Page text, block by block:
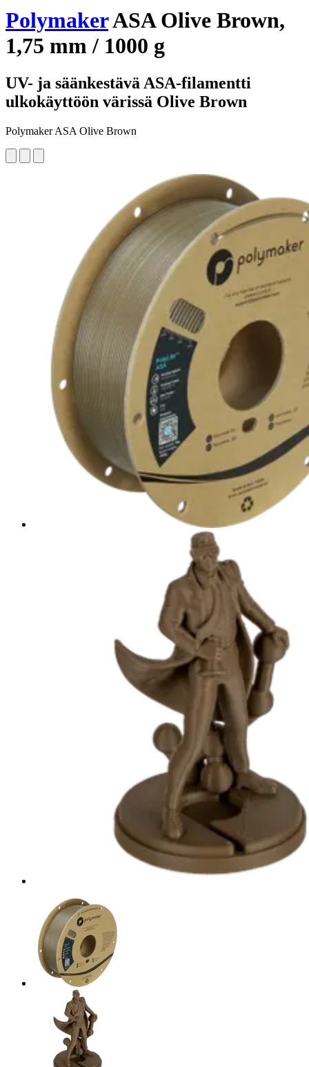
PolymakerASA Olive Brown,
1,75 mm / 1000 g
UV- ja säänkestävä ASA-filamentti
ulkokäyttöön värissä Olive Brown
Polymaker ASA Olive Brown